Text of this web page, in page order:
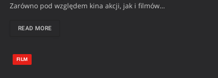
Zarówno pod względem kina akcji, jak i filmów…
READ MORE
FILM